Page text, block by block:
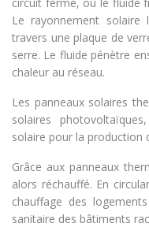
Le rayonnement
travers une plaque de
serre. Le fluide pénètre
chaleur au réseau.
Les panneaux solaires
solaires
solaire pour la production
Grâce aux panneaux
alors réchauffé. En
chauffage des
sanitaire des bâtiments